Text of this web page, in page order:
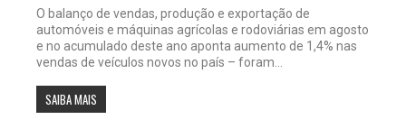
O balanço de vendas, produção e exportação de
automóveis e máquinas agrícolas e rodoviárias em agosto
e no acumulado deste ano aponta aumento de 1,4% nas
vendas de veículos novos no país – foram...
SAIBA MAIS